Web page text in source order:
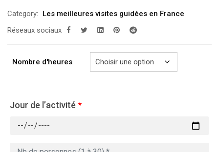
prix :
289.00€
729.00€
Category:
Les meilleures visites guidées en France
Réseaux sociaux
Nombre d'heures
Jour de l’activité *